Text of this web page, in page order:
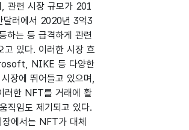
, 관련 시장 규모가 201
러에서 2020년 3억3
하는 등 급격하게 관련
고 있다. 이러한 시장 흐
NIKE 등 다양한
장에 뛰어들고 있으며,
러한 NFT를 거래에 활
직임도 제기되고 있다.
에서는 NFT가 대체